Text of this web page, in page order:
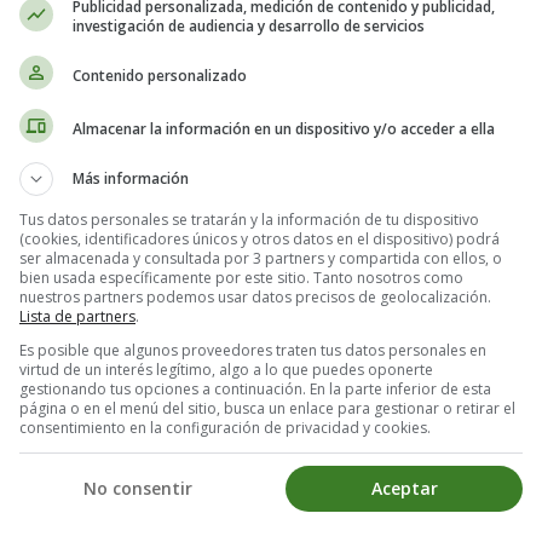
recipes - How to make eggs
children love. We suggest you add a touch of originality
will love it. A good recipe idea for
4 people):
Publicidad personalizada, medición de contenido y publicidad,
investigación de audiencia y desarrollo de servicios
Contenido personalizado
Almacenar la información en un dispositivo y/o acceder a ella
Más información
Tus datos personales se tratarán y la información de tu dispositivo
(cookies, identificadores únicos y otros datos en el dispositivo) podrá
ser almacenada y consultada por 3 partners y compartida con ellos, o
bien usada específicamente por este sitio. Tanto nosotros como
nuestros partners podemos usar datos precisos de geolocalización.
Lista de partners.
Es posible que algunos proveedores traten tus datos personales en
virtud de un interés legítimo, algo a lo que puedes oponerte
gestionando tus opciones a continuación. En la parte inferior de esta
página o en el menú del sitio, busca un enlace para gestionar o retirar el
consentimiento en la configuración de privacidad y cookies.
Aceptar
No consentir